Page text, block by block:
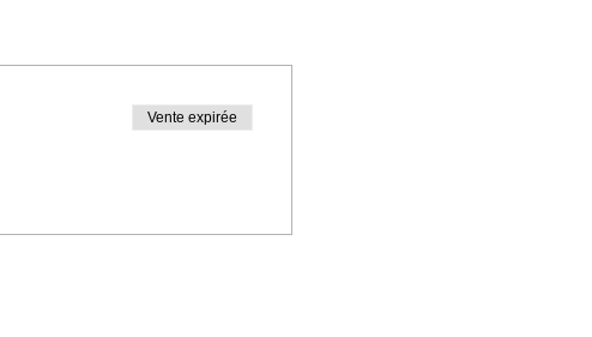
Vente expirée